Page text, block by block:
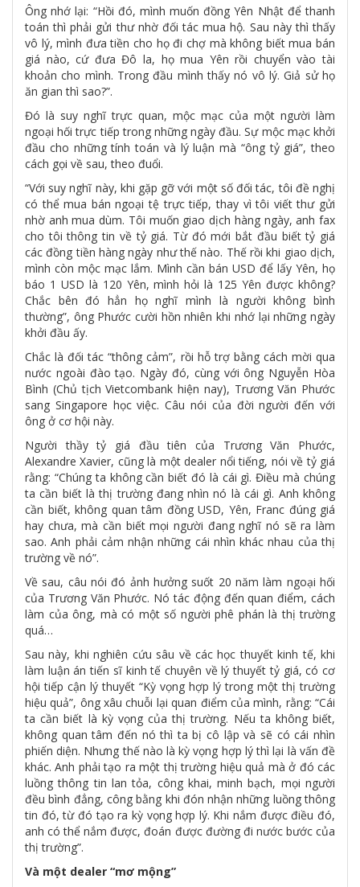
Ông nhớ lại: “Hồi đó, mình muốn đồng Yên Nhật để thanh
toán thì phải gửi thư nhờ đối tác mua hộ. Sau này thì thấy
vô lý, mình đưa tiền cho họ đi chợ mà không biết mua bán
giá nào, cứ đưa Đô la, họ mua Yên rồi chuyển vào tài
khoản cho mình. Trong đầu mình thấy nó vô lý. Giả sử họ
ăn gian thì sao?”.
Đó là suy nghĩ trực quan, mộc mạc của một người làm
ngoại hối trực tiếp trong những ngày đầu. Sự mộc mạc khởi
đầu cho những tính toán và lý luận mà “ông tỷ giá”, theo
cách gọi về sau, theo đuổi.
“Với suy nghĩ này, khi gặp gỡ với một số đối tác, tôi đề nghị
có thể mua bán ngoại tệ trực tiếp, thay vì tôi viết thư gửi
nhờ anh mua dùm. Tôi muốn giao dịch hàng ngày, anh fax
cho tôi thông tin về tỷ giá. Từ đó mới bắt đầu biết tỷ giá
các đồng tiền hàng ngày như thế nào. Thế rồi khi giao dịch,
mình còn mộc mạc lắm. Mình cần bán USD để lấy Yên, họ
báo 1 USD là 120 Yên, mình hỏi là 125 Yên được không?
Chắc bên đó hẳn họ nghĩ mình là người không bình
thường”, ông Phước cười hồn nhiên khi nhớ lại những ngày
khởi đầu ấy.
Chắc là đối tác “thông cảm”, rồi hỗ trợ bằng cách mời qua
nước ngoài đào tạo. Ngày đó, cùng với ông Nguyễn Hòa
Bình (Chủ tịch Vietcombank hiện nay), Trương Văn Phước
sang Singapore học việc. Câu nói của đời người đến với
ông ở cơ hội này.
Người thầy tỷ giá đầu tiên của Trương Văn Phước,
Alexandre Xavier, cũng là một dealer nổi tiếng, nói về tỷ giá
rằng: “Chúng ta không cần biết đó là cái gì. Điều mà chúng
ta cần biết là thị trường đang nhìn nó là cái gì. Anh không
cần biết, không quan tâm đồng USD, Yên, Franc đúng giá
hay chưa, mà cần biết mọi người đang nghĩ nó sẽ ra làm
sao. Anh phải cảm nhận những cái nhìn khác nhau của thị
trường về nó”.
Về sau, câu nói đó ảnh hưởng suốt 20 năm làm ngoại hối
của Trương Văn Phước. Nó tác động đến quan điểm, cách
làm của ông, mà có một số người phê phán là thị trường
quá…
Sau này, khi nghiên cứu sâu về các học thuyết kinh tế, khi
làm luận án tiến sĩ kinh tế chuyên về lý thuyết tỷ giá, có cơ
hội tiếp cận lý thuyết “Kỳ vọng hợp lý trong một thị trường
hiệu quả”, ông xâu chuỗi lại quan điểm của mình, rằng: “Cái
ta cần biết là kỳ vọng của thị trường. Nếu ta không biết,
không quan tâm đến nó thì ta bị cô lập và sẽ có cái nhìn
phiến diện. Nhưng thế nào là kỳ vọng hợp lý thì lại là vấn đề
khác. Anh phải tạo ra một thị trường hiệu quả mà ở đó các
luồng thông tin lan tỏa, công khai, minh bạch, mọi người
đều bình đẳng, công bằng khi đón nhận những luồng thông
tin đó, từ đó tạo ra kỳ vọng hợp lý. Khi nắm được điều đó,
anh có thể nắm được, đoán được đường đi nước bước của
thị trường”.
Và một dealer “mơ mộng”